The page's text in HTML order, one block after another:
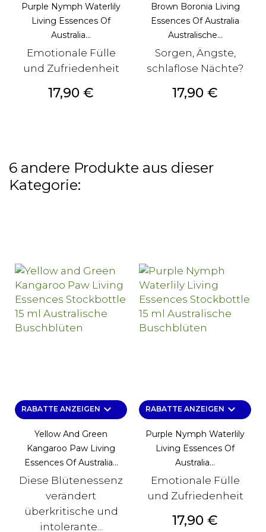
Purple Nymph Waterlily
Living Essences Of
Australia...
Emotionale Fülle
und Zufriedenheit
Preis
17,90 €
Brown Boronia Living
Essences Of Australia
Australische...
Sorgen, Ängste,
schlaflose Nächte?
Preis
17,90 €
6 andere Produkte aus dieser
Kategorie:
RABATTE ANZEIGEN keyboard_arrow_down
Yellow And Green
Kangaroo Paw Living
Essences Of Australia...
Diese Blütenessenz
verändert
überkritische und
intolerante...
RABATTE ANZEIGEN keyboard_arrow_down
Purple Nymph Waterlily
Living Essences Of
Australia...
Emotionale Fülle
und Zufriedenheit
Preis
17,90 €